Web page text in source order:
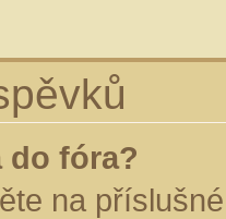
do fóra?
na